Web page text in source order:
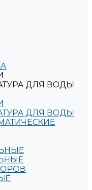
ДЛЯ ВОДЫ
ДЛЯ ВОДЫ